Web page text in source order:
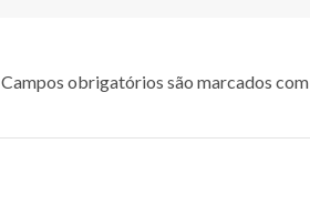
Campos obrigatórios são marcados com